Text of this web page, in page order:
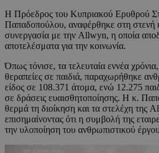
Η Πρόεδρος του Κυπριακού Ερυθρού
Παπαδοπούλου, αναφέρθηκε στη στενή
συνεργασία με την Allwyn, η οποία
αποτελέσματα για την κοινωνία.
Όπως τόνισε, τα τελευταία εννέα
θεραπείες σε παιδιά, παραχωρήθηκε
είδος σε 108.371 άτομα, ενώ 12.275
σε δράσεις ευαισθητοποίησης. Η κ.
θερμά τη διοίκηση και τα στελέχη της
επισημαίνοντας ότι η συμβολή της
την υλοποίηση του ανθρωπιστικού